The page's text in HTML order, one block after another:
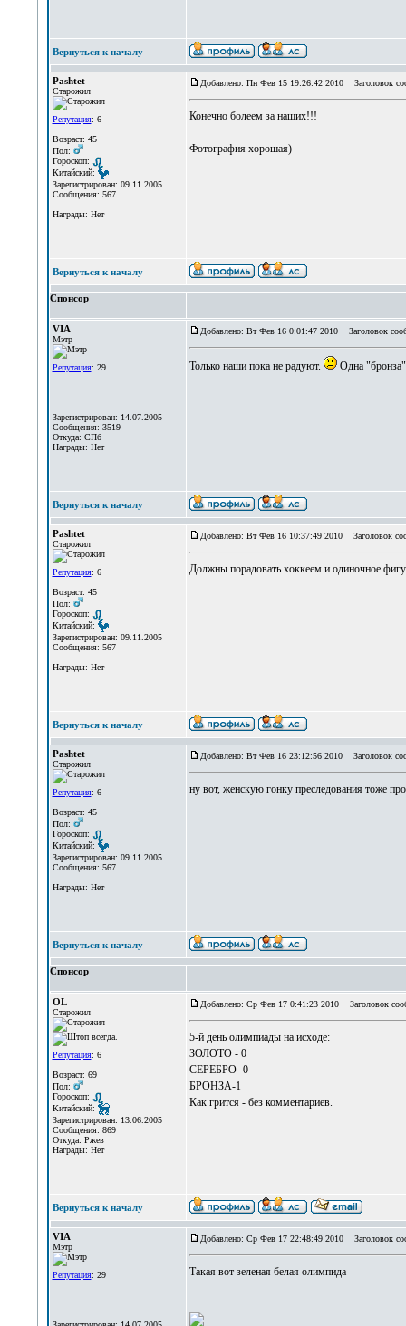
Вернуться к началу
Pashtet
Старожил
Репутация: 6
Возраст: 45
Пол:
Гороскоп:
Китайский:
Зарегистрирован: 09.11.2005
Сообщения: 567
Награды: Нет
Добавлено: Пн Фев 15 19:26:42 2010 Заголовок
Конечно болеем за наших!!!
Фотография хорошая)
Вернуться к началу
Спонсор
VIA
Мэтр
Репутация: 29
Зарегистрирован: 14.07.2005
Сообщения: 3519
Откуда: СПб
Награды: Нет
Добавлено: Вт Фев 16 0:01:47 2010 Заголовок
Только наши пока не радуют. Одна
Вернуться к началу
Pashtet
Старожил
Репутация: 6
Возраст: 45
Пол:
Гороскоп:
Китайский:
Зарегистрирован: 09.11.2005
Сообщения: 567
Награды: Нет
Добавлено: Вт Фев 16 10:37:49 2010 Заголовок
Должны порадовать хоккеем и одиночное
Вернуться к началу
Pashtet
Старожил
Репутация: 6
Возраст: 45
Пол:
Гороскоп:
Китайский:
Зарегистрирован: 09.11.2005
Сообщения: 567
Награды: Нет
Добавлено: Вт Фев 16 23:12:56 2010 Заголовок
ну вот, женскую гонку преследования тоже
Вернуться к началу
Спонсор
OL
Старожил
Репутация: 6
Возраст: 69
Пол:
Гороскоп:
Китайский:
Зарегистрирован: 13.06.2005
Сообщения: 869
Откуда: Ржев
Награды: Нет
Добавлено: Ср Фев 17 0:41:23 2010 Заголовок
5-й день олимпиады на исходе:
ЗОЛОТО - 0
СЕРЕБРО -0
БРОНЗА-1
Как грится - без комментариев.
Вернуться к началу
VIA
Мэтр
Репутация: 29
Добавлено: Ср Фев 17 22:48:49 2010 Заголовок
Такая вот зеленая белая олимпида